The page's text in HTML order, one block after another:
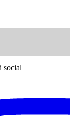
social